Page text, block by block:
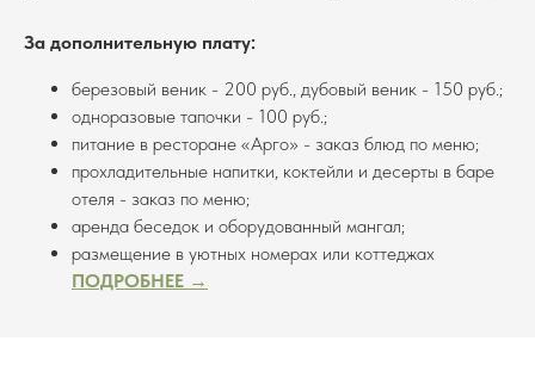
За дополнительную плату:
березовый веник - 200 руб., дубовый веник - 150 руб.;
одноразовые тапочки - 100 руб.;
питание в ресторане «Арго» - заказ блюд по меню;
прохладительные напитки, коктейли и десерты в баре
отеля - заказ по меню;
аренда беседок и оборудованный мангал;
размещение в уютных номерах или коттеджах
ПОДРОБНЕЕ →